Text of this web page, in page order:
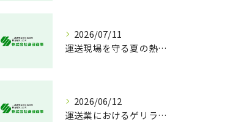
2026/07/11
運送現場を守る夏の熱中症対策
2026/06/12
運送業におけるゲリラ豪雨対策の実践法